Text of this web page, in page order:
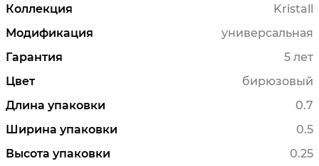
Коллекция
Kristall
Модификация
универсальная
Гарантия
5 лет
Цвет
бирюзовый
Длина упаковки
0.7
Ширина упаковки
0.5
Высота упаковки
0.25